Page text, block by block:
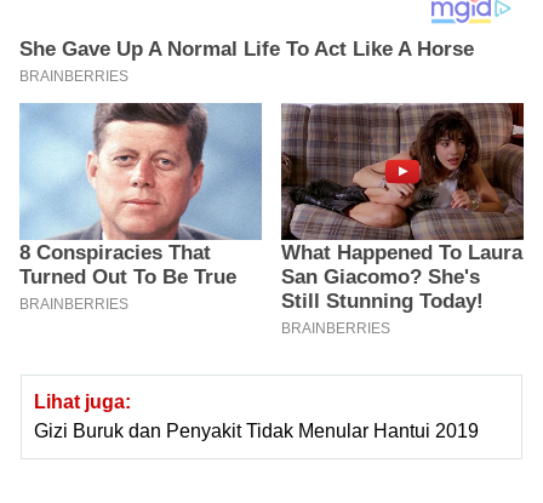
Lihat juga:
Gizi Buruk dan Penyakit Tidak Menular Hantui 2019